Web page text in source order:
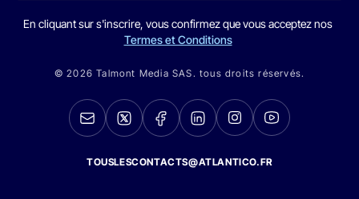
En cliquant sur s'inscrire, vous confirmez que vous acceptez nos
Termes et Conditions
© 2026 Talmont Media SAS. tous droits réservés.
TOUSLESCONTACTS@ATLANTICO.FR